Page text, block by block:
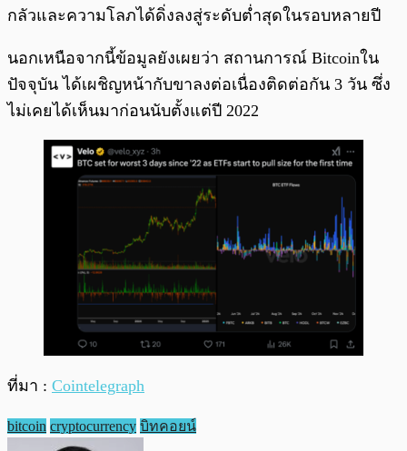
กลัวและความโลภได้ดิ่งลงสู่ระดับต่ำสุดในรอบหลายปี
นอกเหนือจากนี้ข้อมูลยังเผยว่า สถานการณ์ Bitcoinใน
ปัจจุบัน ได้เผชิญหน้ากับขาลงต่อเนื่องติดต่อกัน 3 วัน ซึ่ง
ไม่เคยได้เห็นมาก่อนนับตั้งแต่ปี 2022
ที่มา : Cointelegraph
bitcoin cryptocurrency บิทคอยน์